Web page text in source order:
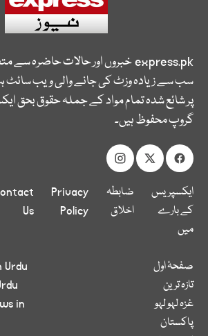
express.pkخبروں اور حالات حاضرہ سے
سب سے زیادہ وزٹ کی جانے والی ویب
پر شائع شدہ تمام مواد کے جملہ حقوق بحق
گروپ محفوظ ہیں۔
ایکسپریس
کے بارے
میں
ضابطہ
اخلاق
Privacy
Policy
Us
صفحۂ اول
تازہ ترین
غزہ لہو لہو
پاکستان
Urdu
in